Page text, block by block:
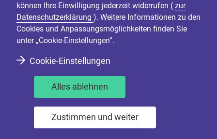
können Ihre Einwilligung jederzeit widerrufen ( zur
Datenschutzerklärung ). Weitere Informationen zu den
Cookies und Anpassungsmöglichkeiten finden Sie
unter „Cookie-Einstellungen“.
Cookie-Einstellungen
Alles ablehnen
Zustimmen und weiter